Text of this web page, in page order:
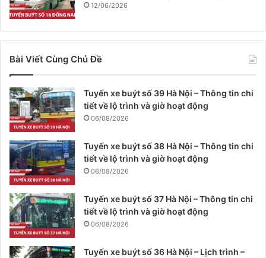
12/06/2026
Bài Viết Cùng Chủ Đề
Tuyến xe buýt số 39 Hà Nội – Thông tin chi
tiết về lộ trình và giờ hoạt động
06/08/2026
Tuyến xe buýt số 38 Hà Nội – Thông tin chi
tiết về lộ trình và giờ hoạt động
06/08/2026
Tuyến xe buýt số 37 Hà Nội – Thông tin chi
tiết về lộ trình và giờ hoạt động
06/08/2026
Tuyến xe buýt số 36 Hà Nội – Lịch trình –